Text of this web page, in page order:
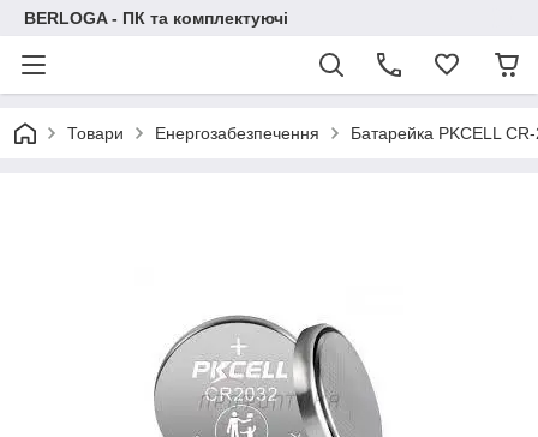
BERLOGA - ПК та комплектуючі
Товари Енергозабезпечення Батарейка PKCELL